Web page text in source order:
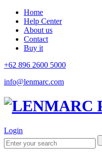
Home
Help Center
About us
Contact
Buy it
+62 896 2600 5000
info@lenmarc.com
Login